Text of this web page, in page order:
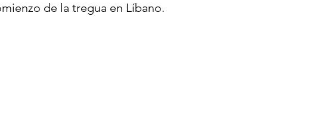
de la tregua en Líbano.